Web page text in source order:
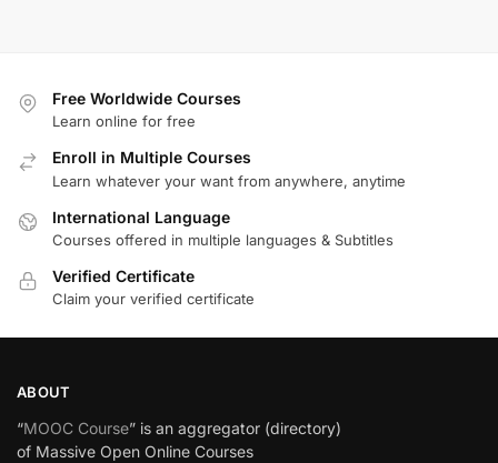
Free Worldwide Courses
Learn online for free
Enroll in Multiple Courses
Learn whatever your want from anywhere, anytime
International Language
Courses offered in multiple languages & Subtitles
Verified Certificate
Claim your verified certificate
ABOUT
“MOOC Course” is an aggregator (directory)
of Massive Open Online Courses